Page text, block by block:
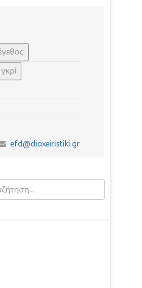
efd@diaxeiristiki.gr